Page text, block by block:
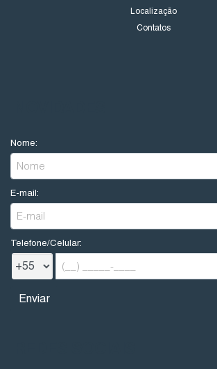
Localização
Contatos
Nome:
E-mail:
Telefone/Celular: